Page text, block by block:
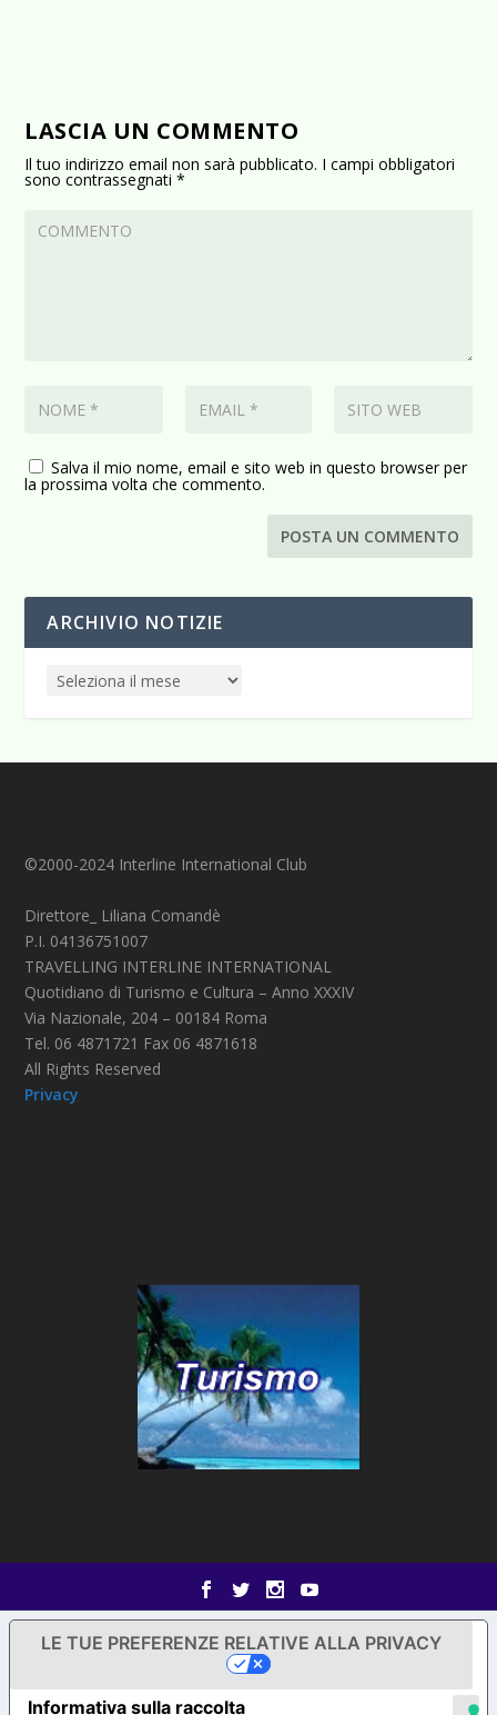
LASCIA UN COMMENTO
Il tuo indirizzo email non sarà pubblicato. I campi obbligatori
sono contrassegnati*
Salva il mio nome, email e sito web in questo browser per
la prossima volta che commento.
ARCHIVIO NOTIZIE
©2000-2024 Interline International Club
Direttore_ Liliana Comandè
P.I. 04136751007
TRAVELLING INTERLINE INTERNATIONAL
Quotidiano di Turismo e Cultura – Anno XXXIV
Via Nazionale, 204 – 00184 Roma
Tel. 06 4871721 Fax 06 4871618
All Rights Reserved
Privacy
Informativa sulla raccolta
LE TUE PREFERENZE RELATIVE ALLA PRIVACY